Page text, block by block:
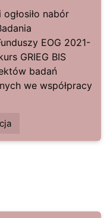
nabór
EOG 2021-
GRIEG BIS
badań
we współpracy